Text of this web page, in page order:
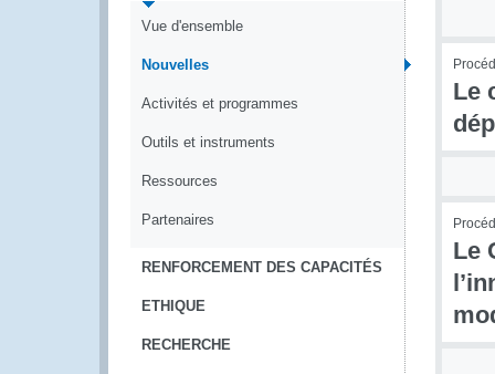
Vue d'ensemble
Nouvelles
Activités et programmes
Outils et instruments
Ressources
Partenaires
RENFORCEMENT DES CAPACITÉS
ETHIQUE
RECHERCHE
Le
Le